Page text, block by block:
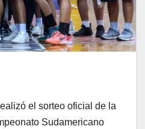
el sorteo oficial de la
Sudamericano